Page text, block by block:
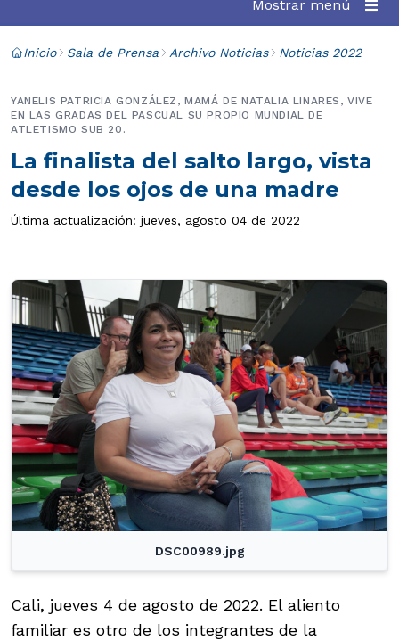
Mostrar menú
Inicio Sala de Prensa Archivo Noticias Noticias 2022
La finalista del salto largo, vista
desde los ojos de una madre
YANELIS PATRICIA GONZÁLEZ, MAMÁ DE NATALIA LINARES, VIVE
EN LAS GRADAS DEL PASCUAL SU PROPIO MUNDIAL DE
ATLETISMO SUB 20.
Última actualización: jueves, agosto 04 de 2022
DSC00989.jpg
Cali, jueves 4 de agosto de 2022. El aliento
familiar es otro de los integrantes de la